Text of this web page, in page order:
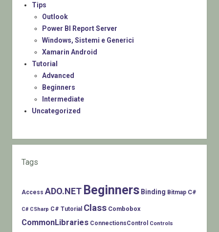
Tips
Outlook
Power BI Report Server
Windows, Sistemi e Generici
Xamarin Android
Tutorial
Advanced
Beginners
Intermediate
Uncategorized
Tags
Access ADO.NET Beginners Binding Bitmap C#
C# CSharp C# Tutorial Class Combobox
CommonLibraries ConnectionsControl Controls